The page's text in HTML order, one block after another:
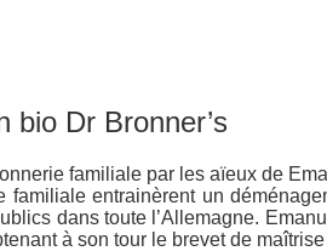
bio Dr Bronner’s
familiale par les aïeux de
familiale entrainèrent un
dans toute l’Allemagne.
à son tour le brevet de